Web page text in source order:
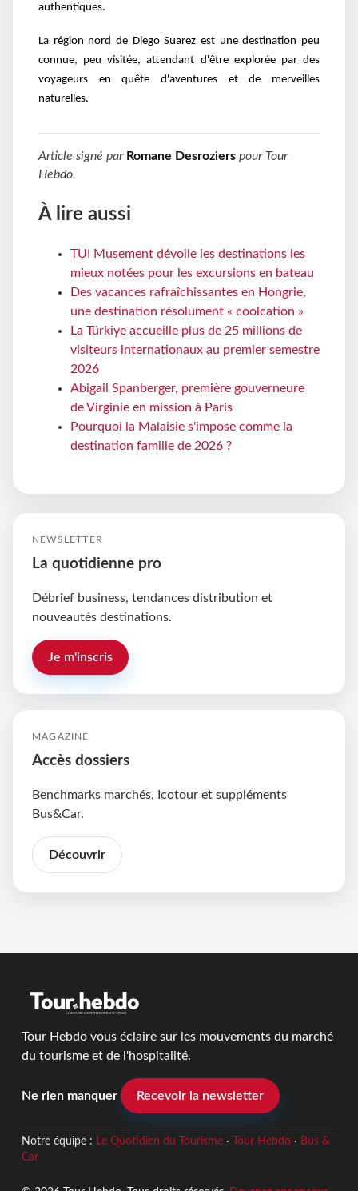
authentiques.
La région nord de Diego Suarez est une destination peu
connue, peu visitée, attendant d'être explorée par des
voyageurs en quête d'aventures et de merveilles
naturelles.
Article signé par Romane Desroziers pour Tour
Hebdo.
À lire aussi
TUI Musement dévoile les destinations les
mieux notées pour les excursions en bateau
Des vacances rafraîchissantes en Hongrie,
une destination résolument « coolcation »
La Türkiye accueille plus de 25 millions de
visiteurs internationaux au premier semestre
2026
Abigail Spanberger, première gouverneure
de Virginie en mission à Paris
Pourquoi la Malaisie s'impose comme la
destination famille de 2026 ?
NEWSLETTER
La quotidienne pro
Débrief business, tendances distribution et
nouveautés destinations.
Je m'inscris
MAGAZINE
Accès dossiers
Benchmarks marchés, Icotour et suppléments
Bus&Car.
Découvrir
Tour Hebdo vous éclaire sur les mouvements du marché
du tourisme et de l'hospitalité.
Ne rien manquer Recevoir la newsletter
Notre équipe : Le Quotidien du Tourisme· Tour Hebdo· Bus &
Car